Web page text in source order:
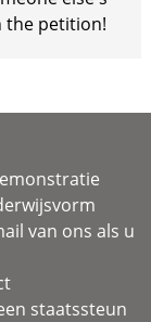
the petition!
van ons als u
staatssteun